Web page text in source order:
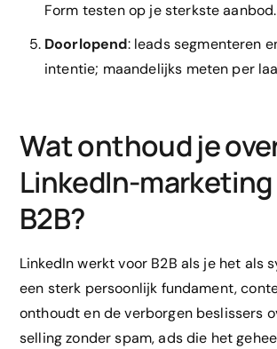
Form testen op je sterkste aanbod.
Doorlopend: leads segmenteren
intentie; maandelijks meten per
Wat onthoud je
LinkedIn-
B2B?
LinkedIn werkt voor B2B als je het als
een sterk persoonlijk fundament,
onthoudt en de verborgen beslissers
selling zonder spam, ads die het